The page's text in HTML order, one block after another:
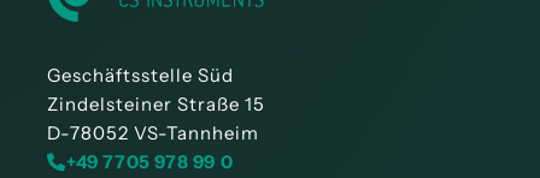
Geschäftsstelle Süd
Zindelsteiner Straße 15
D-78052 VS-Tannheim
+49 7705 978 99 0